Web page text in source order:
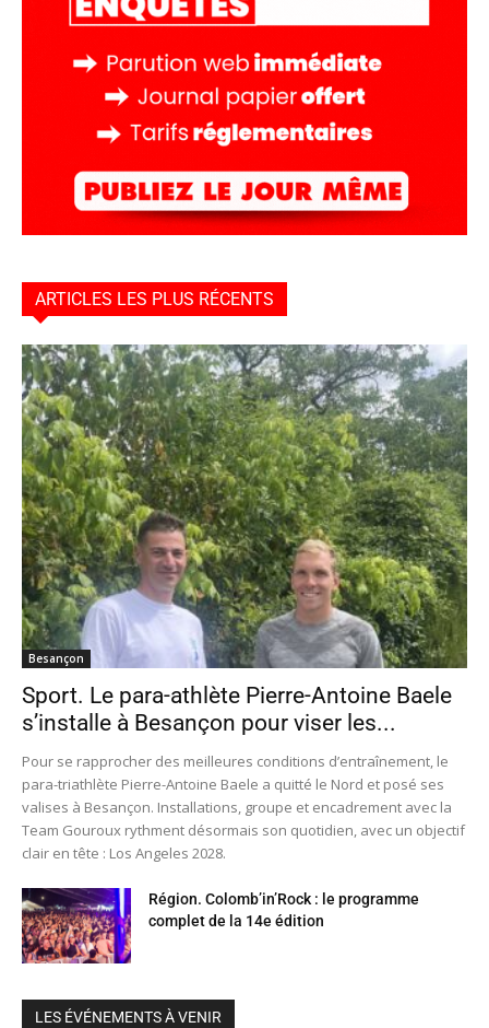
ARTICLES LES PLUS RÉCENTS
Besançon
Sport. Le para-athlète Pierre-Antoine Baele
s’installe à Besançon pour viser les...
Pour se rapprocher des meilleures conditions d’entraînement, le
para-triathlète Pierre-Antoine Baele a quitté le Nord et posé ses
valises à Besançon. Installations, groupe et encadrement avec la
Team Gouroux rythment désormais son quotidien, avec un objectif
clair en tête : Los Angeles 2028.
Région. Colomb’in’Rock : le programme
complet de la 14e édition
LES ÉVÉNEMENTS À VENIR